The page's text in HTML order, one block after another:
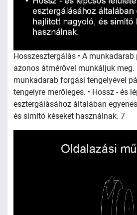
Hosszesztergálás • A
azonos átmérővel munkáljuk meg.
munkadarab forgási tengelyével
tengelyre merőleges. • Hossz - és
esztergálásához általában
és simító késeket használnak. 7